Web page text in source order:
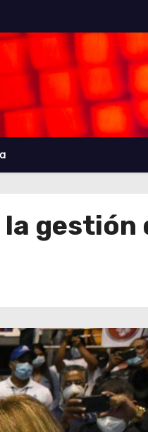
gestión